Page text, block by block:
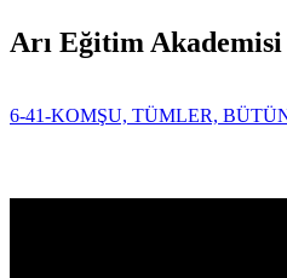
Arı Eğitim Akademisi
6-41-KOMŞU, TÜMLER,